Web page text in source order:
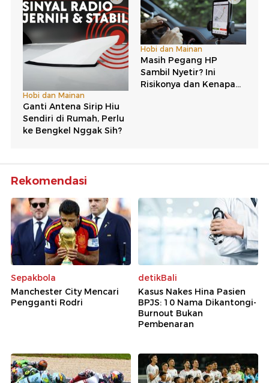
Rekomendasi
Sepakbola
Manchester City Mencari
Pengganti Rodri
detikBali
Kasus Nakes Hina Pasien
BPJS: 10 Nama Dikantongi-
Burnout Bukan
Pembenaran